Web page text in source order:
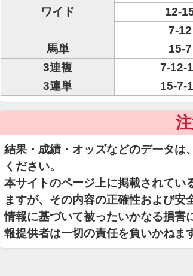
ワイド
12-
7-12
馬単
15-7
3連複
7-12-
3連単
15-7-
結果・成績・オッズなどのデータは
ください。
本サイトのページ上に掲載されてい
ますが、その内容の正確性および
情報に基づいて被ったいかなる損害
報提供者は一切の責任を負いかねま